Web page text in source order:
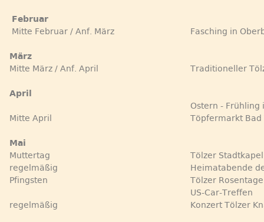
Februar
Mitte Februar / Anf. März
Fasching in
März
Mitte März / Anf. April
Traditioneller
April
Ostern - Frühling
Mitte April
Töpfermarkt Bad
Mai
Muttertag
Tölzer
regelmäßig
Heimatabende
Pfingsten
Tölzer Rosentage
US-Car-Treffen
regelmäßig
Konzert Tölzer